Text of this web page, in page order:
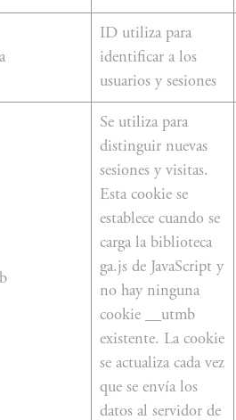
ID utiliza para
identificar a los
usuarios y sesiones
Se utiliza para
distinguir nuevas
sesiones y visitas.
Esta cookie se
establece cuando se
carga la biblioteca
ga.js de JavaScript y
no hay ninguna
cookie __utmb
existente. La cookie
se actualiza cada vez
que se envía los
datos al servidor de